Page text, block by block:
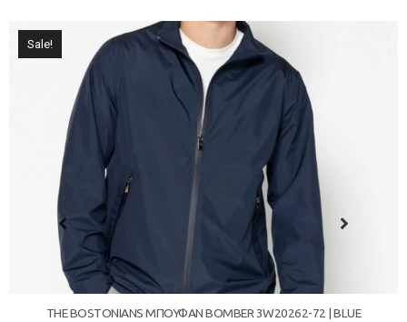
Sale!
THE BOSTONIANS ΜΠΟΥΦΑΝ BOMBER 3W20262-72 | BLUE